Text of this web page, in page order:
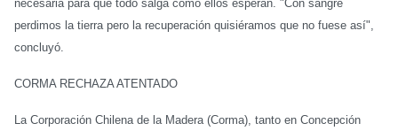
necesaria para que todo salga como ellos esperan. "Con sangre
perdimos la tierra pero la recuperación quisiéramos que no fuese así",
concluyó.
CORMA RECHAZA ATENTADO
La Corporación Chilena de la Madera (Corma), tanto en Concepción